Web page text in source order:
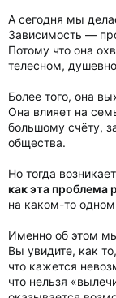
А сегодня мы
Зависимость —
Потому что она
телесном,
Более того, она
Она влияет на
большому счёту,
общества.
Но тогда
как эта проблема
на каком-то одном
Именно об этом
Вы увидите, как то,
что кажется
что нельзя